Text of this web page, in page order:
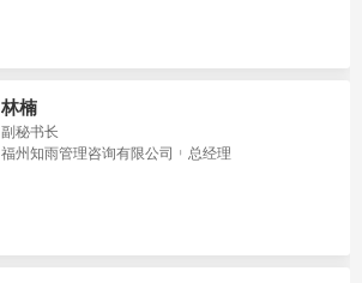
林楠
副秘书长
福州知雨管理咨询有限公司
总经理